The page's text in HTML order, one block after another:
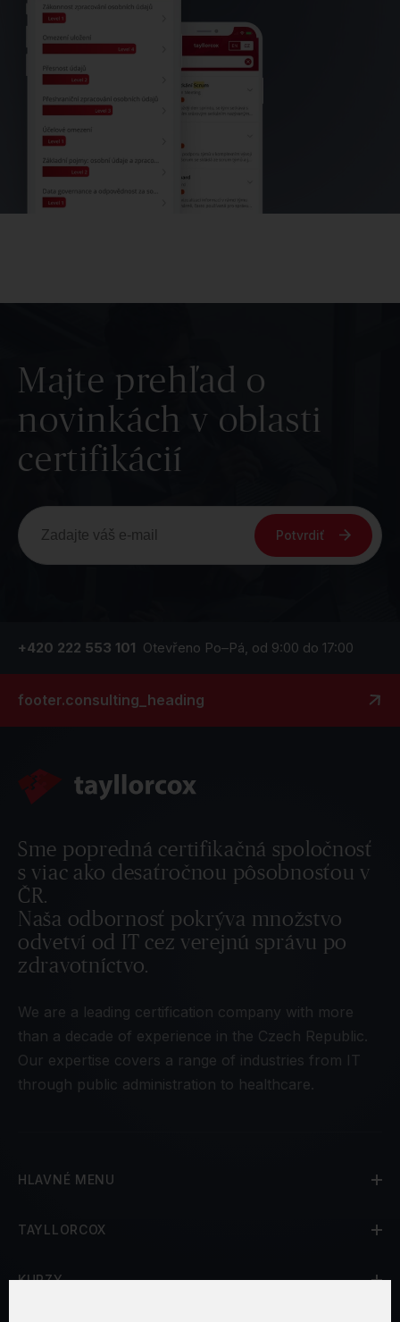
Majte prehľad o
novinkách v oblasti
certifikácií
Potvrdiť
+420 222 553 101 Otevřeno Po–Pá, od 9:00 do 17:00
footer.consulting_heading
Sme popredná certifikačná spoločnosť
s viac ako desaťročnou pôsobnosťou v
ČR.
Naša odbornosť pokrýva množstvo
odvetví od IT cez verejnú správu po
zdravotníctvo.
We are a leading certification company with more
than a decade of experience in the Czech Republic.
Our expertise covers a range of industries from IT
through public administration to healthcare.
HLAVNÉ MENU
TAYLLORCOX
KURZY